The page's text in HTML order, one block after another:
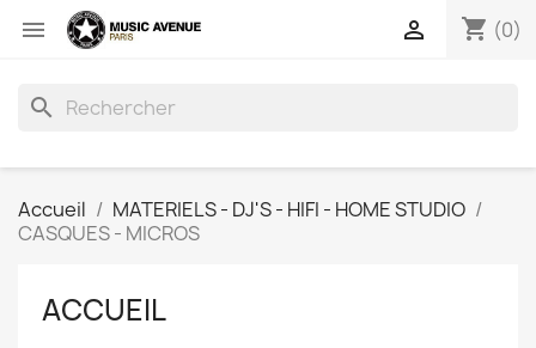
 shopping_cart (0)

search
Accueil
MATERIELS - DJ'S - HIFI - HOME STUDIO
CASQUES - MICROS
ACCUEIL